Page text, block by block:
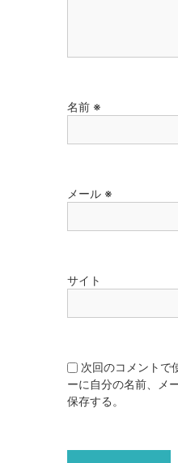
名前 ※
メール ※
サイト
次回のコメントで
ーに自分の名前、メ
保存する。